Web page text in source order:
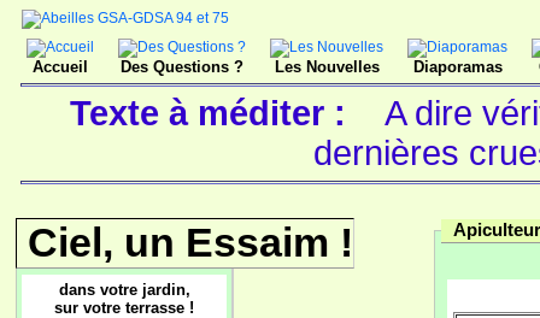
Accueil Des Questions ? Les Nouvelles Diaporamas
Texte à méditer :
A dire
dernières
Ciel, un Essaim !
dans votre jardin,
sur votre terrasse !